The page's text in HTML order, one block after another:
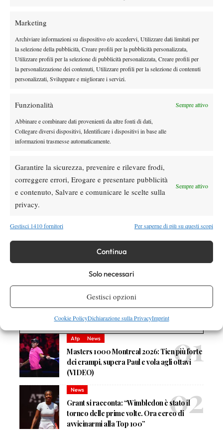
Marketing
Archiviare informazioni su dispositivo e/o accedervi, Utilizzare dati limitati per
la selezione della pubblicità, Creare profili per la pubblicità personalizzata,
Utilizzare profili per la selezione di pubblicità personalizzata, Creare profili per
la personalizzazione dei contenuti, Utilizzare profili per la selezione di contenuti
personalizzati, Sviluppare e migliorare i servizi.
Funzionalità Sempre attivo
Abbinare e combinare dati provenienti da altre fonti di dati,
Collegare diversi dispositivi, Identificare i dispositivi in base alle
informazioni trasmesse automaticamente.
Garantire la sicurezza, prevenire e rilevare frodi,
correggere errori, Erogare e presentare pubblicità
e contenuto, Salvare e comunicare le scelte sulla
privacy.
Sempre attivo
Gestisci 1410 fornitori Per saperne di più su questi scopi
Continua
Solo necessari
Gestisci opzioni
Cookie PolicyDichiarazione sulla PrivacyImprint
19 e una sfilata di coetanei davanti, oltre a vari tennisti classe ’97
e a un ’98, il talentuosissimo Kozlov che però, a dispetto del
nome, batte bandiera americana.
Quali le ragioni? Difficile dirlo: la Russia non vive tempi
tranquillissimi e, a livello sportivo, risente dello shopping fatto in
ripercorrere le orme degli svedesi, ormai spariti dal tennis che
conta. Non è difficile, quando produci a stento un giocatore con
buone prospettive all’anno: basta un mix di sfiga e promesse non
realizzate e ti trovi senza nessuno su cui puntare.
Nessun commento
Devi essereconnessoper inviare un commento.
DI TENDENZA
Atp News
Masters 1000 Montreal 2026: Tien più forte
dei crampi, supera Paul e vola agli ottavi
(VIDEO)
News
Grant si racconta: “Wimbledon è stato il
torneo delle prime volte. Ora cerco di
avvicinarmi alla Top 100”